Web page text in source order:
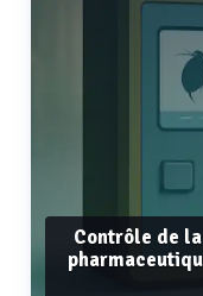
Contrôle de